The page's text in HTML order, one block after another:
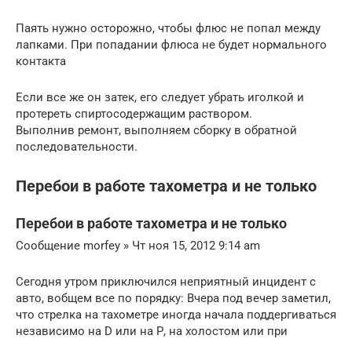
Паять нужно осторожно, чтобы флюс не попал между
лапками. При попадании флюса не будет нормального
контакта
Если все же он затек, его следует убрать иголкой и
протереть спиртосодержащим раствором.
Выполнив ремонт, выполняем сборку в обратной
последовательности.
Перебои в работе тахометра и не только
Перебои в работе тахометра и не только
Сообщение morfey » Чт ноя 15, 2012 9:14 am
Сегодня утром приключился неприятный инцидент с
авто, вобщем все по порядку: Вчера под вечер заметил,
что стрелка на тахометре иногда начала поддергиваться
независимо на D или на Р, на холостом или при